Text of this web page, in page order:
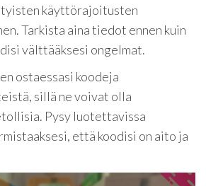
käyttörajoitusten
Tarkista aina tiedot ennen kuin
välttääksesi ongelmat.
ostaessasi koodeja
sillä ne voivat olla
Pysy luotettavissa
että koodisi on aito ja